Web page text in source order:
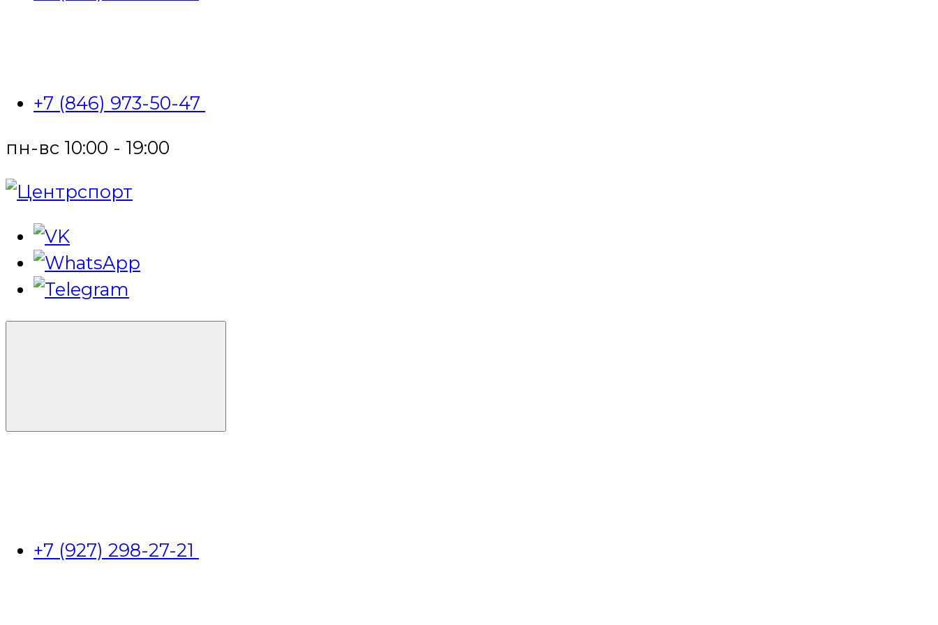
+7 (846) 973-50-47
пн-вс 10:00 - 19:00
+7 (927) 298-27-21